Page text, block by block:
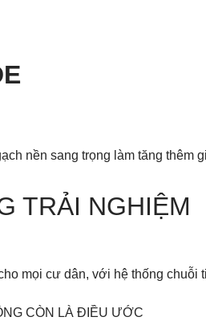
nền sang trọng làm tăng thêm
TRẢI NGHIỆM
mọi cư dân, với hệ thống chuỗi
CÒN LÀ ĐIỀU ƯỚC